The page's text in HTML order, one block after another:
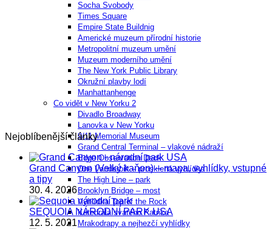
Socha Svobody
Times Square
Empire State Buildnig
Americké muzeum přírodní historie
Metropolitní muzeum umění
Muzeum moderního umění
The New York Public Library
Okružní plavby lodí
Manhattanhenge
Co vidět v New Yorku 2
Divadlo Broadway
Lanovka v New Yorku
9/11 Memorial Museum
Grand Central Terminal – vlakové nádraží
Edge Observation Deck
One Vanderbilt – prosklená vyhlídka
The High Line – park
Brooklyn Bridge – most
Vyhlídka Top of the Rock
Katedrála svatého Patrika
Mrakodrapy a nejhezčí vyhlídky
Nejoblíbenější články
Grand Canyon (Velký kaňon) – mapa, vyhlídky, vstupné
a tipy
30. 4. 2026
SEQUOIA NÁRODNÍ PARK USA
12. 5. 2021